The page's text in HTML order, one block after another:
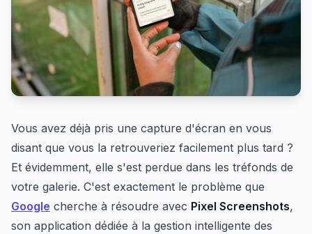
Vous avez déjà pris une capture d'écran en vous
disant que vous la retrouveriez facilement plus tard ?
Et évidemment, elle s'est perdue dans les tréfonds de
votre galerie. C'est exactement le problème que
Google cherche à résoudre avec Pixel Screenshots,
son application dédiée à la gestion intelligente des